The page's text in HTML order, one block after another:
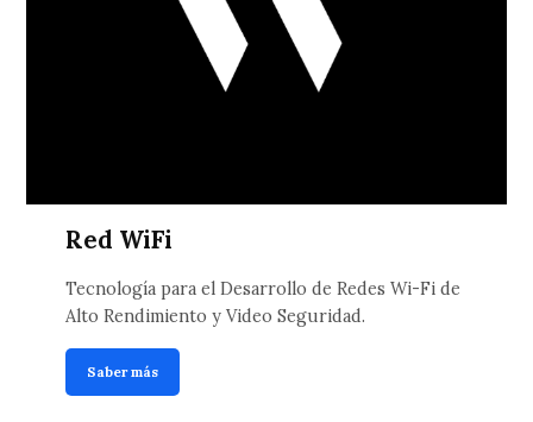
Red WiFi
Tecnología para el Desarrollo de Redes Wi-Fi de
Alto Rendimiento y Video Seguridad.
Saber más